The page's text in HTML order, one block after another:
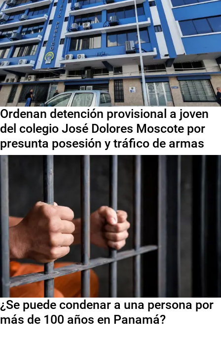
Ordenan detención provisional a joven
del colegio José Dolores Moscote por
presunta posesión y tráfico de armas
¿Se puede condenar a una persona por
más de 100 años en Panamá?